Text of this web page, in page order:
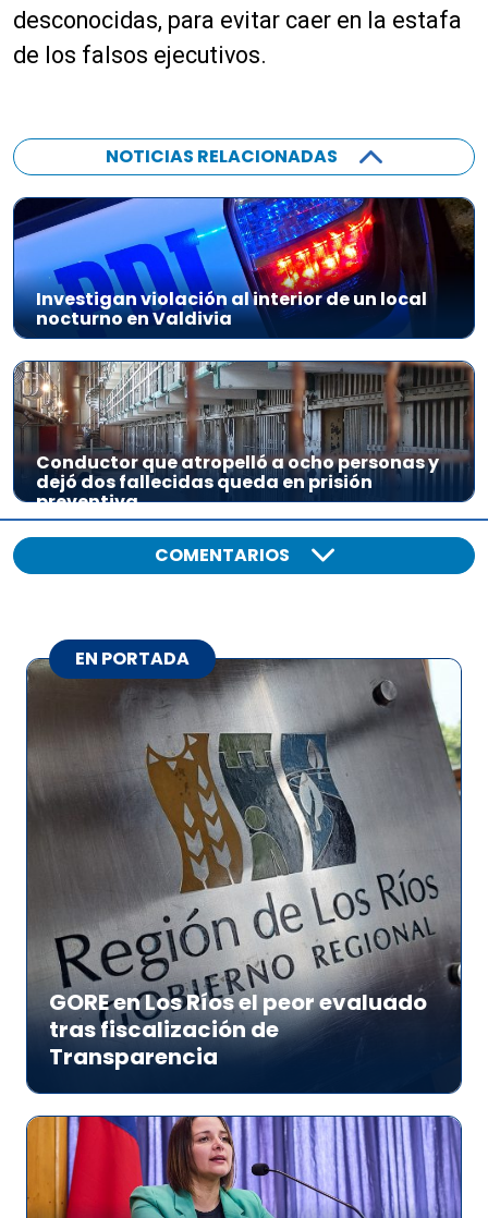
desconocidas, para evitar caer en la estafa
de los falsos ejecutivos.
NOTICIAS RELACIONADAS
Investigan violación al interior de un local
nocturno en Valdivia
Conductor que atropelló a ocho personas y
dejó dos fallecidas queda en prisión
preventiva
COMENTARIOS
EN PORTADA
GORE en Los Ríos el peor evaluado
tras fiscalización de
Transparencia